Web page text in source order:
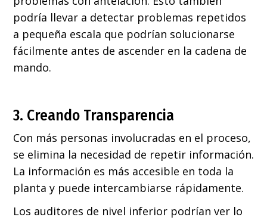
podría llevar a detectar problemas repetidos
a pequeña escala que podrían solucionarse
fácilmente antes de ascender en la cadena de
mando.
3. Creando Transparencia
Con más personas involucradas en el proceso,
se elimina la necesidad de repetir información.
La información es más accesible en toda la
planta y puede intercambiarse rápidamente.
Los auditores de nivel inferior podrían ver lo